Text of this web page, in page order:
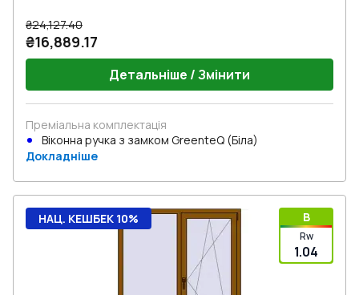
₴24,127.40
₴16,889.17
Детальніше / Змінити
Преміальна комплектація
Віконна ручка з замком GreenteQ (Біла)
Докладніше
B
Rw
1.04
НАЦ. КЕШБЕК 10%